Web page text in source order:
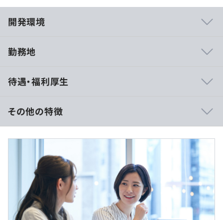
開発環境
働きやすさを最優先にしています。案件へのアサイン責任
実際のアサインについても、配属前と後で同一の担当者が
継続してフォローするので、配属アンマッチを防止し、万
一の際はいつでも相談いただける体制を整えています。
また、技術力向上を目的に全エンジニアへUdemyの法人
アカウントを無料開放しているので、いつでもアクセスし
て自学習することが可能です。
勤務地
待遇・福利厚生
＜想定年収内訳＞
基本給×12ヶ月 ＋ 賞与×年2回
（※想定年収 は年収提示額を保証するものではありません）
その他の特徴